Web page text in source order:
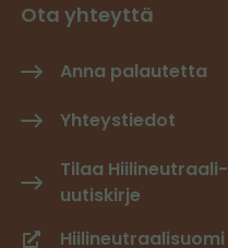
Ota yhteyttä
Anna palautetta
Yhteystiedot
Tilaa Hiilineutraali-
uutiskirje
Hiilineutraalisuomi